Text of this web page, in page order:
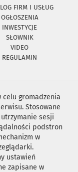
FIRM I USŁUG
OGŁOSZENIA
INWESTYCJE
SŁOWNIK
VIDEO
REGULAMIN
celu gromadzenia
Stosowane
sesji
podstron
w
ustawień
zapisane w